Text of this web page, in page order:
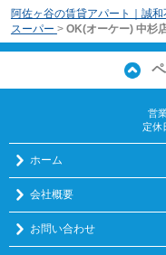
阿佐ヶ谷の賃貸アパート｜誠
スーパー > OK(オーケー) 中杉
営
定休
ホーム
会社概要
お問い合わせ